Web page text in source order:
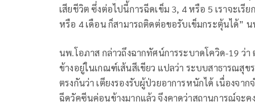
เสียชีวิต ซึ่งต่อไปนี้การฉีดเข็ม 3, 4 หรือ 5 เราจะเรี
หรือ 4 เดือน ก็สามารถติดต่อขอรับเข็มกระตุ้นได้” น
นพ.โอภาส​ กล่าวถึงฉากทัศน์การระบาดโควิด-19
ข้างอยู่ในเกณฑ์เส้นสีเขียว แปลว่า ระบบสาธารณสุ
ตรงกันว่า เตียงรองรับผู้ป่วยอาการหนักได้ เนื่องจา
ฉีดวัคซีนค่อนข้างมากแล้ว จึงคาดว่าสถานการณ์จะ